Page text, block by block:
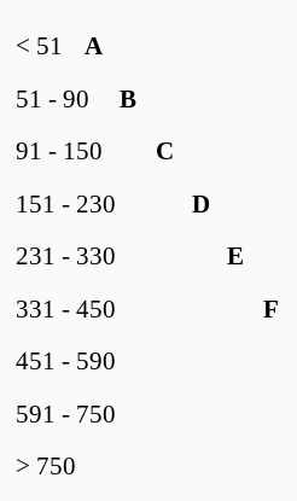
A
< 51
B
51 - 90
C
91 - 150
D
151 - 230
E
231 - 330
F
331 - 450
451 - 590
591 - 750
> 750